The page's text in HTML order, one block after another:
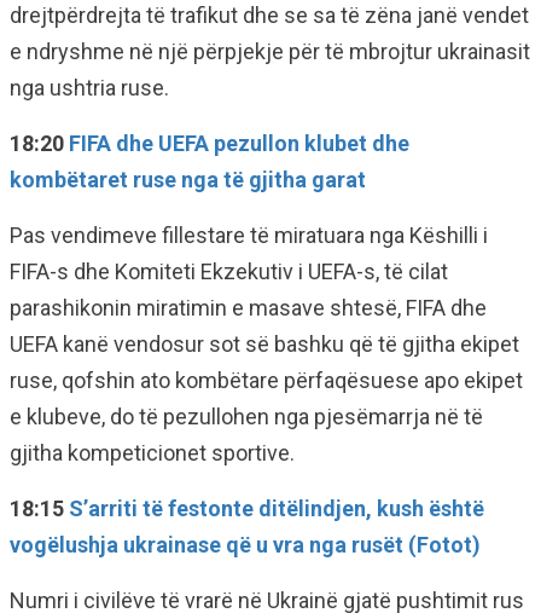
drejtpërdrejta të trafikut dhe se sa të zëna janë vendet
e ndryshme në një përpjekje për të mbrojtur ukrainasit
nga ushtria ruse.
18:20 FIFA dhe UEFA pezullon klubet dhe
kombëtaret ruse nga të gjitha garat
Pas vendimeve fillestare të miratuara nga Këshilli i
FIFA-s dhe Komiteti Ekzekutiv i UEFA-s, të cilat
parashikonin miratimin e masave shtesë, FIFA dhe
UEFA kanë vendosur sot së bashku që të gjitha ekipet
ruse, qofshin ato kombëtare përfaqësuese apo ekipet
e klubeve, do të pezullohen nga pjesëmarrja në të
gjitha kompeticionet sportive.
18:15 S’arriti të festonte ditëlindjen, kush është
vogëlushja ukrainase që u vra nga rusët (Fotot)
Numri i civilëve të vrarë në Ukrainë gjatë pushtimit rus